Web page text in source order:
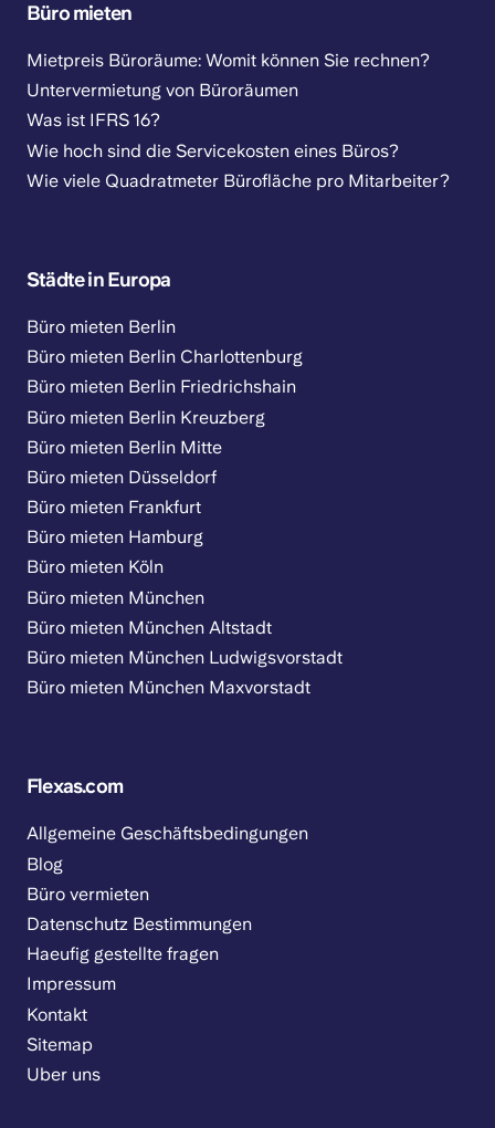
Büro mieten
Mietpreis Büroräume: Womit können Sie rechnen?
Untervermietung von Büroräumen
Was ist IFRS 16?
Wie hoch sind die Servicekosten eines Büros?
Wie viele Quadratmeter Bürofläche pro Mitarbeiter?
Städte in Europa
Büro mieten Berlin
Büro mieten Berlin Charlottenburg
Büro mieten Berlin Friedrichshain
Büro mieten Berlin Kreuzberg
Büro mieten Berlin Mitte
Büro mieten Düsseldorf
Büro mieten Frankfurt
Büro mieten Hamburg
Büro mieten Köln
Büro mieten München
Büro mieten München Altstadt
Büro mieten München Ludwigsvorstadt
Büro mieten München Maxvorstadt
Flexas.com
Allgemeine Geschäftsbedingungen
Blog
Büro vermieten
Datenschutz Bestimmungen
Haeufig gestellte fragen
Impressum
Kontakt
Sitemap
Uber uns